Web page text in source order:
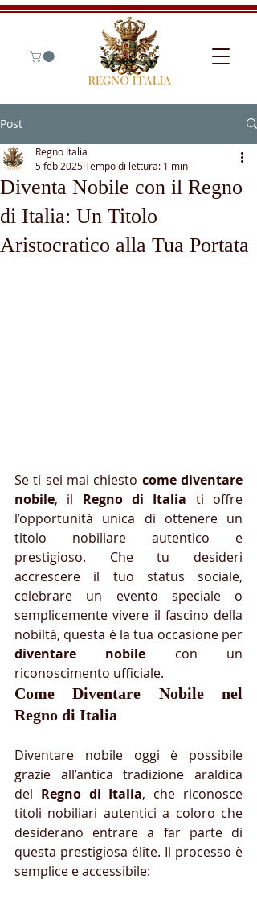
Post
Diventa Nobile con il Regno
di Italia: Un Titolo
Aristocratico alla Tua Portata
Regno Italia
5 feb 2025Tempo di lettura: 1 min
Se ti sei mai chiesto come diventare
nobile, il Regno di Italia ti offre
l’opportunità unica di ottenere un
titolo nobiliare autentico e
prestigioso. Che tu desideri
accrescere il tuo status sociale,
celebrare un evento speciale o
semplicemente vivere il fascino della
diventare nobile con un
riconoscimento ufficiale.
Come Diventare Nobile nel
Regno di Italia
Diventare nobile oggi è possibile
grazie all’antica tradizione araldica
del Regno di Italia, che riconosce
titoli nobiliari autentici a coloro che
desiderano entrare a far parte di
questa prestigiosa élite. Il processo è
semplice e accessibile: